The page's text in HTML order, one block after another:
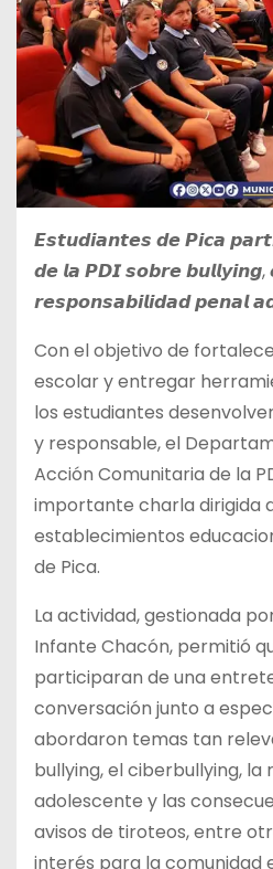
𝙀𝙨𝙩𝙪𝙙𝙞𝙖𝙣𝙩𝙚𝙨 𝙙𝙚 𝙋𝙞𝙘𝙖
𝙙𝙚 𝙡𝙖 𝙋𝘿𝙄 𝙨𝙤𝙗𝙧𝙚 𝙗𝙪𝙡𝙡𝙮𝙞𝙣𝙜,
𝙧𝙚𝙨𝙥𝙤𝙣𝙨𝙖𝙗𝙞𝙡𝙞𝙙𝙖𝙙 𝙥𝙚𝙣𝙖𝙡
Con el objetivo de
escolar y entregar
los estudiantes
y responsable, el
Acción Comunitaria de la
importante charla dirigida
establecimientos
de Pica.
La actividad, gestionada
Infante Chacón, permitió
participaran de una
conversación junto a
abordaron temas tan
bullying, el ciberbullying,
adolescente y las
avisos de tiroteos, entre
interés para la comunidad